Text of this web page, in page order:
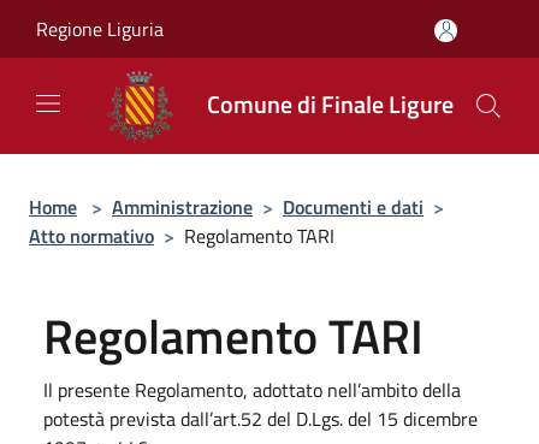
Regione Liguria
Comune di Finale Ligure
Home > Amministrazione > Documenti e dati >
Atto normativo > Regolamento TARI
Regolamento TARI
Il presente Regolamento, adottato nell’ambito della
potestà prevista dall’art.52 del D.Lgs. del 15 dicembre